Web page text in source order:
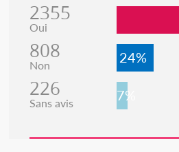
2355
Oui
808
Non 24%
226
Sans avis 7%